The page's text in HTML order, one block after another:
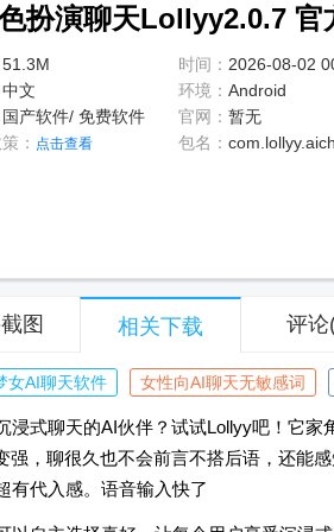
扮演聊天Lollyy2.0.7 官
51.3M 时间： 2026-08-02
中文 环境： Android
国产软件/ 免费软件 官网： 暂无
： 点击查看 包名：
图 相关下载 评论
女AI聊天软件 女性向AI聊天无敏感词
浸式聊天的AI伙伴？试试Lollyy吧！它
强，聊很久也不会前言不搭后语，还能
有代入感。语音输入快了